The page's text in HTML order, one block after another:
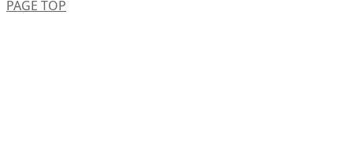
PAGE TOP